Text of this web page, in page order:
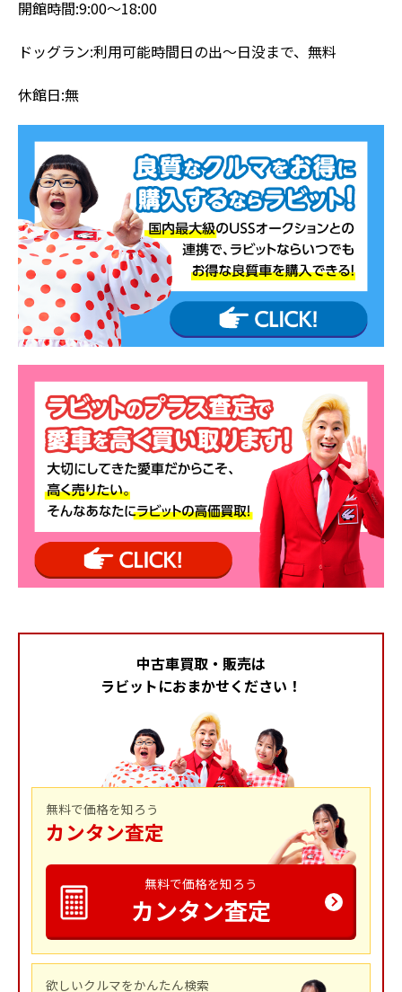
開館時間:9:00～18:00
ドッグラン:利用可能時間日の出～日没まで、無料
休館日:無
中古車買取・販売は
ラビットにおまかせください！
無料で価格を知ろう
カンタン査定
無料で価格を知ろう
カンタン査定
欲しいクルマをかんたん検索